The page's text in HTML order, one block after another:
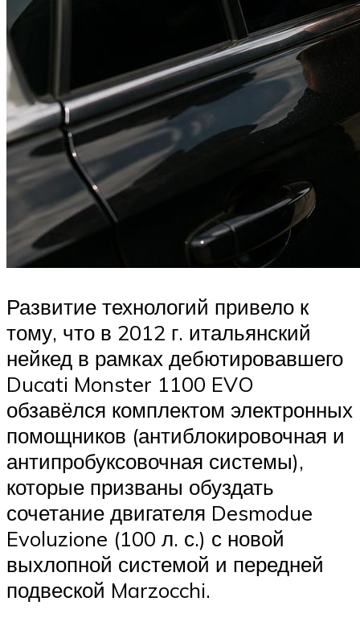
Развитие технологий привело к
тому, что в 2012 г. итальянский
нейкед в рамках дебютировавшего
Ducati Monster 1100 EVO
обзавёлся комплектом электронных
помощников (антиблокировочная и
антипробуксовочная системы),
которые призваны обуздать
сочетание двигателя Desmodue
Evoluzione (100 л. с.) с новой
выхлопной системой и передней
подвеской Marzocchi.